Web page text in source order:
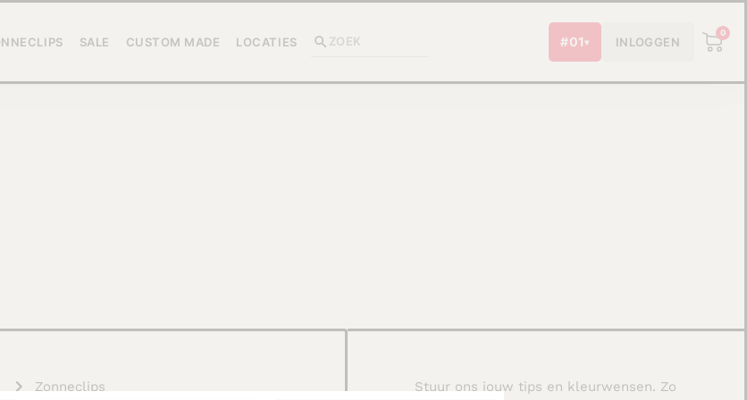
SALE CUSTOM MADE LOCATIES #01▾ INLOGGEN
0
Zonneclips
Stuur ons jouw tips en kleurwensen. Zo